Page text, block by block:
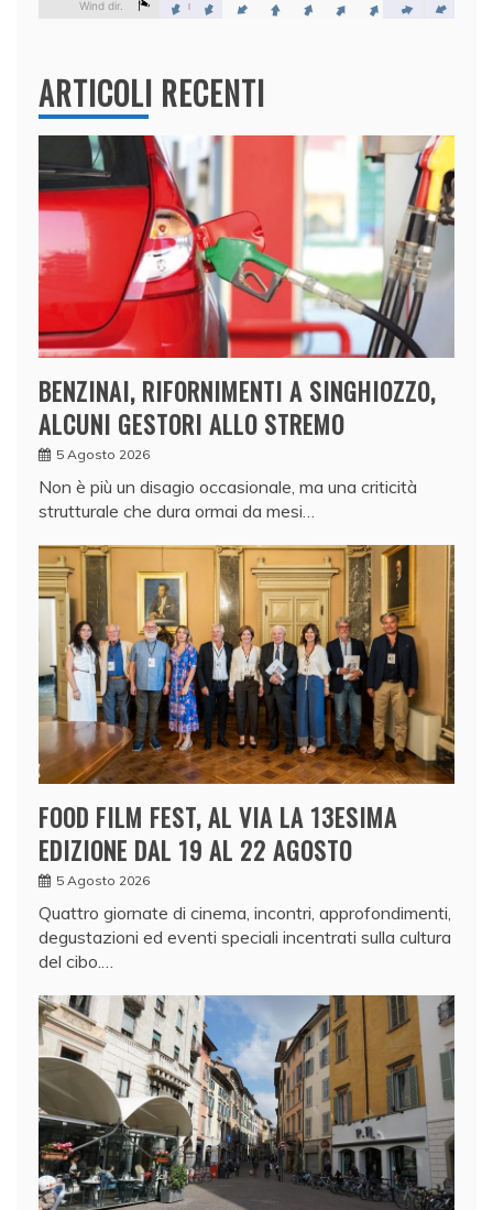
ARTICOLI RECENTI
BENZINAI, RIFORNIMENTI A SINGHIOZZO,
ALCUNI GESTORI ALLO STREMO
5 Agosto 2026
Non è più un disagio occasionale, ma una criticità
strutturale che dura ormai da mesi…
FOOD FILM FEST, AL VIA LA 13ESIMA
EDIZIONE DAL 19 AL 22 AGOSTO
5 Agosto 2026
Quattro giornate di cinema, incontri, approfondimenti,
degustazioni ed eventi speciali incentrati sulla cultura
del cibo.…